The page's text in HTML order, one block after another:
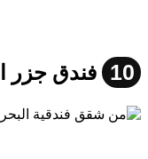
10 فندق جزر